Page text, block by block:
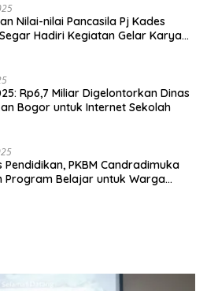
Nilai-nilai Pancasila Pj Kades
Hadiri Kegiatan Gelar Karya
Rp6,7 Miliar Digelontorkan Dinas
Bogor untuk Internet Sekolah
Pendidikan, PKBM Candradimuka
Program Belajar untuk Warga